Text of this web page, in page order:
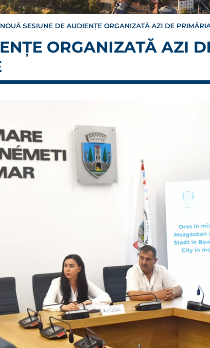
SESIUNE DE AUDIENȚE ORGANIZATĂ AZI DE
ORGANIZATĂ AZI